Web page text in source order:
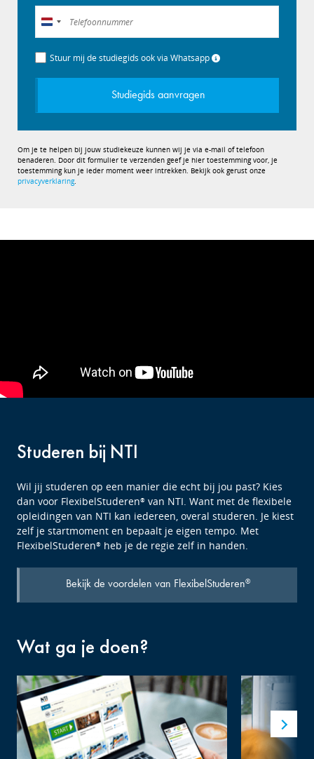
Nederland
+31
Stuur mij de studiegids ook via Whatsapp
Studiegids aanvragen
Om je te helpen bij jouw studiekeuze kunnen wij je via e-mail of telefoon
benaderen. Door dit formulier te verzenden geef je hier toestemming voor, je
toestemming kun je ieder moment weer intrekken. Bekijk ook gerust onze
privacyverklaring.
Studeren bij NTI
Wil jij studeren op een manier die echt bij jou past? Kies
dan voor FlexibelStuderen® van NTI. Want met de flexibele
opleidingen van NTI kan iedereen, overal studeren. Je kiest
zelf je startmoment en bepaalt je eigen tempo. Met
FlexibelStuderen® heb je de regie zelf in handen.
Bekijk de voordelen van FlexibelStuderen®
Wat ga je doen?